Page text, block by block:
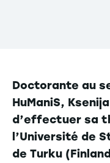
Doctorante au
HuManiS,
d’effectuer sa
l’Université de
de Turku